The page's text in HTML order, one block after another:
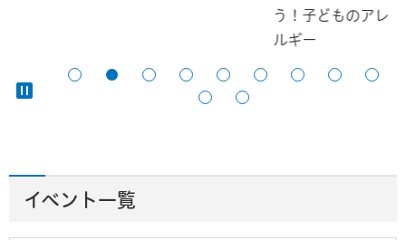
う！子どものアレ
ルギー
イベント一覧